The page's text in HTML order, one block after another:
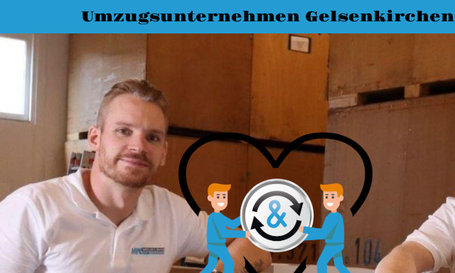
Umzugsunternehmen Gelsenkirchen